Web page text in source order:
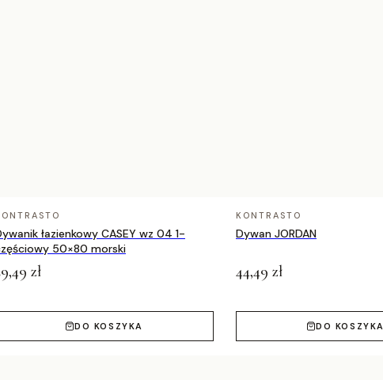
łazienkowy CASEY wz 04 1-
50×80 morski
zł
DO KOSZYKA
KONTRASTO
Dywan JORDAN
44,49 zł
DO KOSZYKA